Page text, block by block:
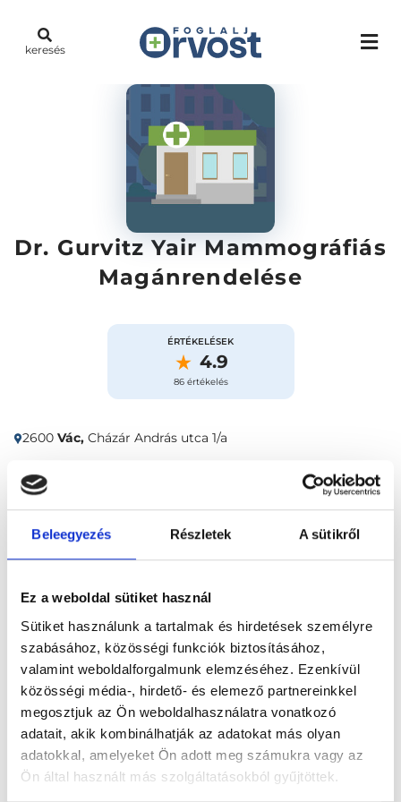
Beleegyezés Részletek A sütikről
Ez a weboldal sütiket használ
Sütiket használunk a tartalmak és hirdetések személyre
szabásához, közösségi funkciók biztosításához,
valamint weboldalforgalmunk elemzéséhez. Ezenkívül
közösségi média-, hirdető- és elemező partnereinkkel
megosztjuk az Ön weboldalhasználatra vonatkozó
adatait, akik kombinálhatják az adatokat más olyan
adatokkal, amelyeket Ön adott meg számukra vagy az
Ön által használt más szolgáltatásokból gyűjtöttek.
keresés
Dr. Gurvitz Yair Mammográfiás
Magánrendelése
ÉRTÉKELÉSEK
4.9
86 értékelés
2600 Vác, Cházár András utca 1/a
Időpontfoglalás Vélemények
Foglalj időpontot
Főoldal Klinikák Diagnoszta, Vác